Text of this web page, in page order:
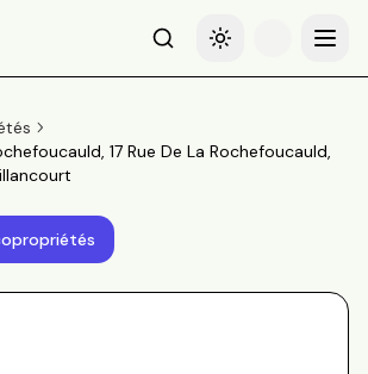
RechercheBasculer le thème
Menu
17 Rue De La Rochefoucauld,